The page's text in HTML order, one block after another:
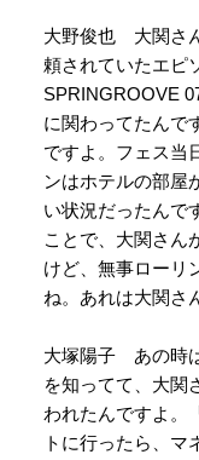
大野俊也 大関さ
頼されていたエピ
SPRINGROOVE
に関わってたんで
ですよ。フェス当
ンはホテルの部屋
い状況だったんで
ことで、大関さん
けど、無事ローリ
ね。あれは大関さ
大塚陽子 あの時
を知ってて、大関
われたんですよ。
トに行ったら、マ